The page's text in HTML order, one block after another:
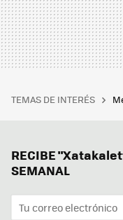
TEMAS DE INTERÉS
RECIBE
SEMANAL